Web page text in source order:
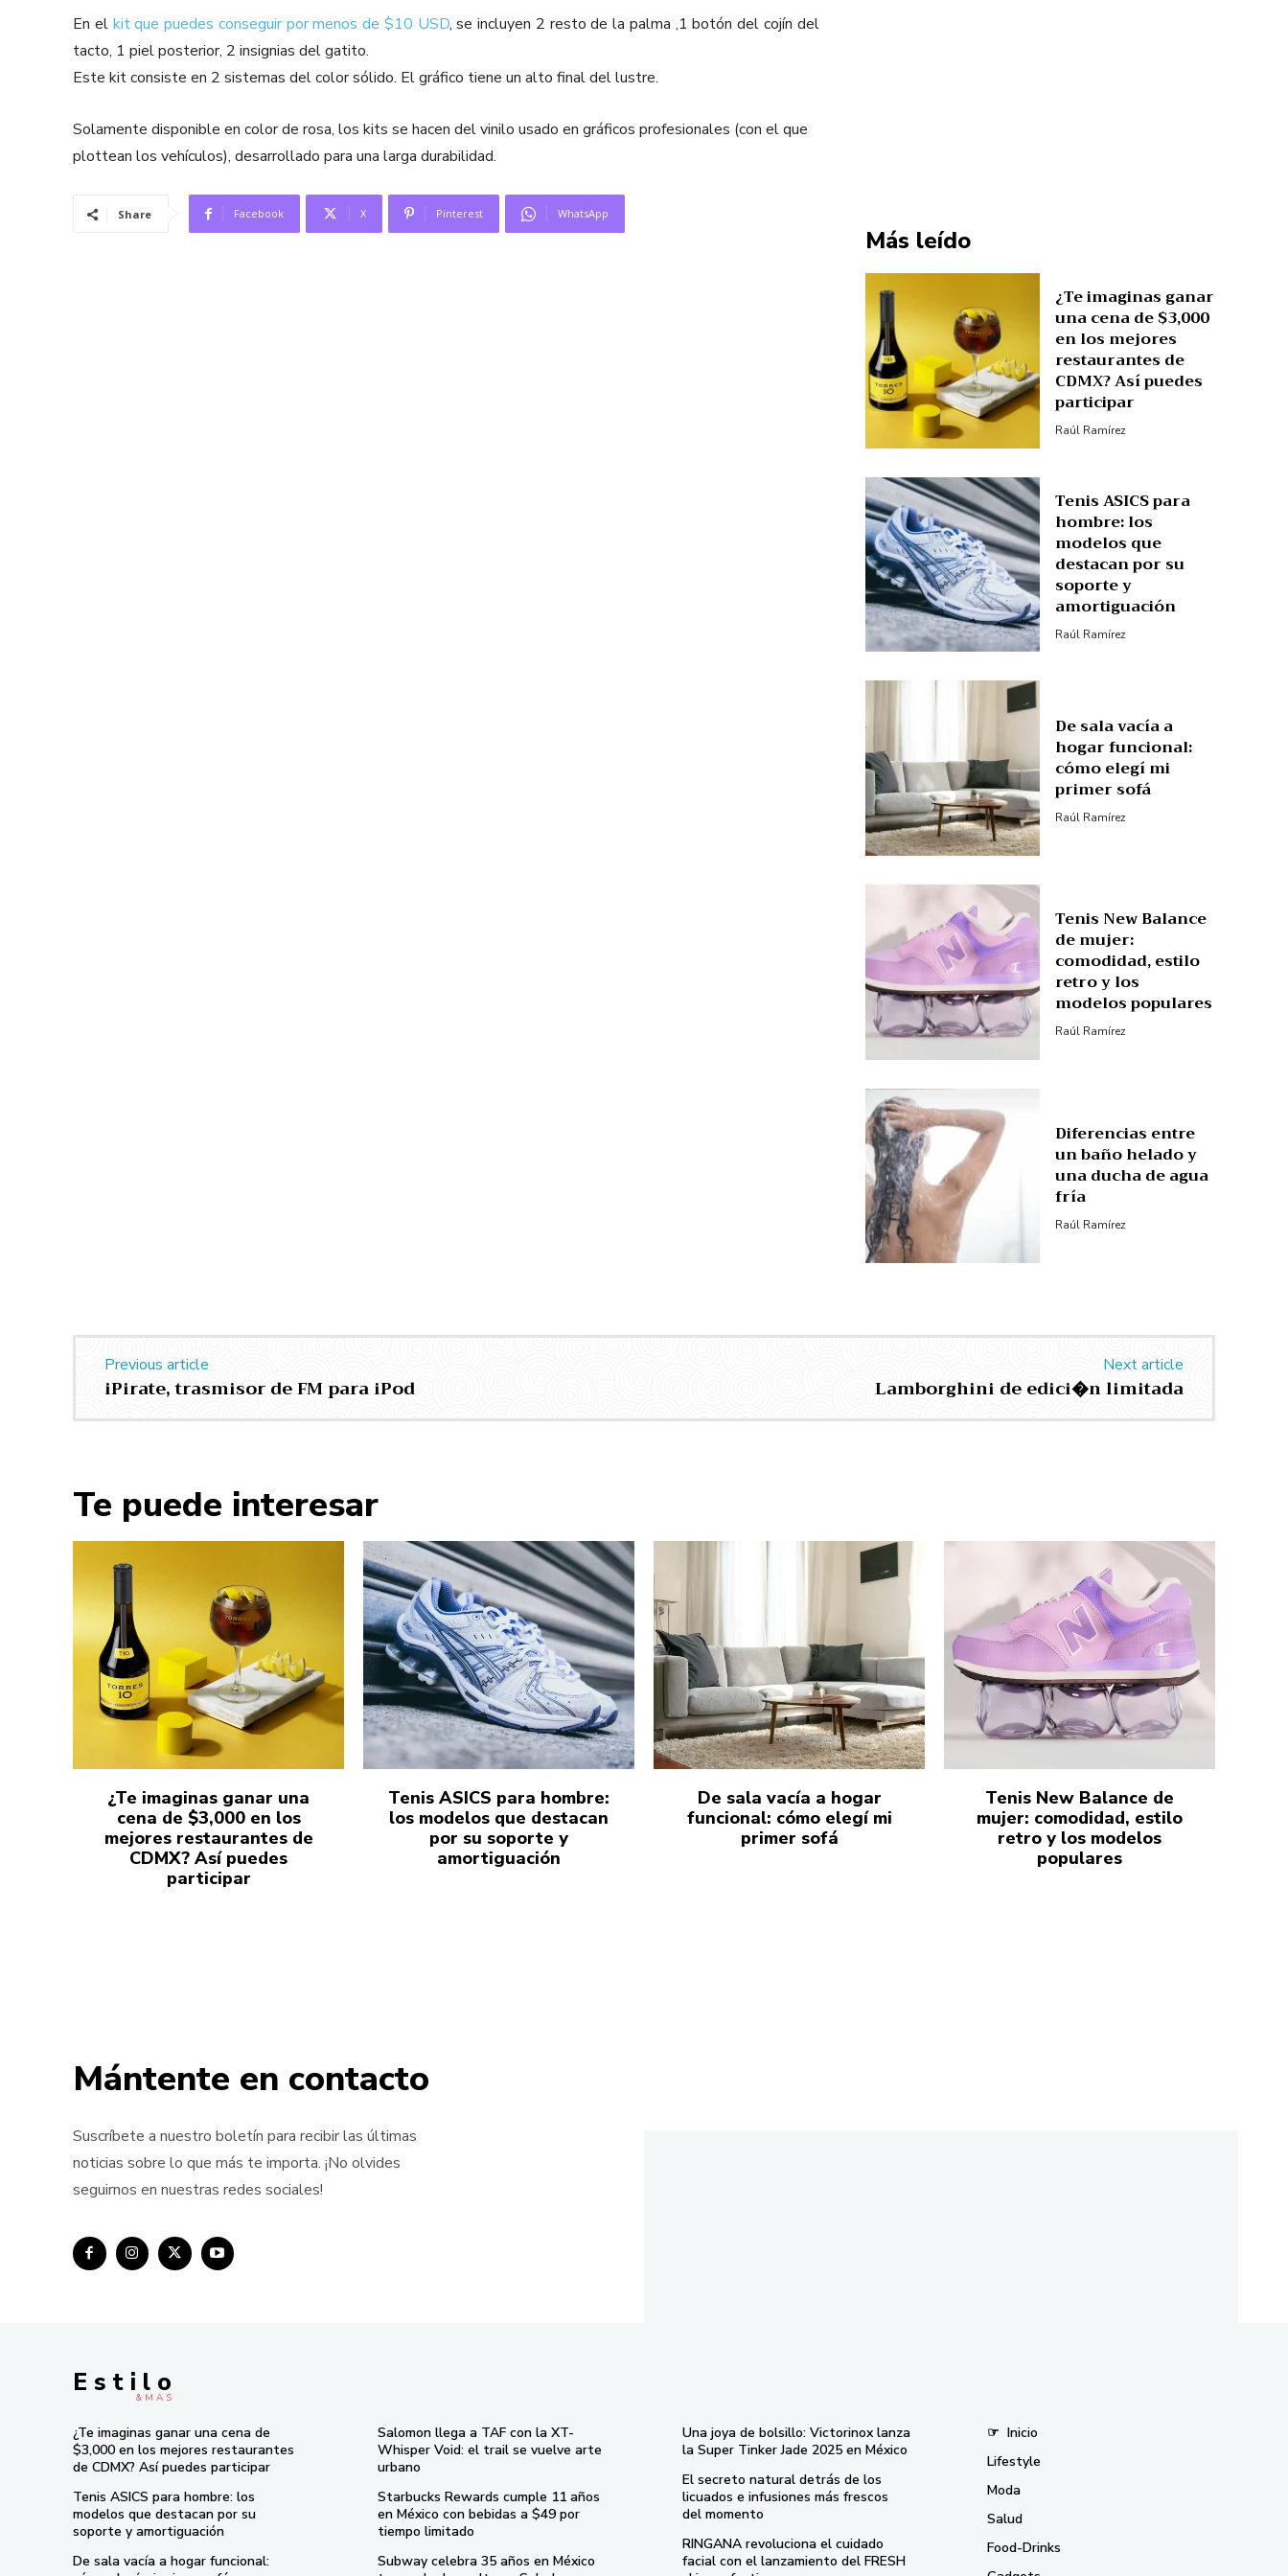
En el kit que puedes conseguir por menos de $10 USD, se incluyen 2 resto de la palma ,1 botón del cojín del
tacto, 1 piel posterior, 2 insignias del gatito.
Este kit consiste en 2 sistemas del color sólido. El gráfico tiene un alto final del lustre.
Solamente disponible en color de rosa, los kits se hacen del vinilo usado en gráficos profesionales (con el que
plottean los vehículos), desarrollado para una larga durabilidad.
Share Facebook X Pinterest WhatsApp
Más leído
¿Te imaginas ganar
una cena de $3,000
en los mejores
restaurantes de
CDMX? Así puedes
participar
Raúl Ramírez
Tenis ASICS para
hombre: los
modelos que
destacan por su
soporte y
amortiguación
Raúl Ramírez
De sala vacía a
hogar funcional:
cómo elegí mi
primer sofá
Raúl Ramírez
Tenis New Balance
de mujer:
comodidad, estilo
retro y los
modelos populares
Raúl Ramírez
Diferencias entre
un baño helado y
una ducha de agua
fría
Raúl Ramírez
Previous article
iPirate, trasmisor de FM para iPod
Next article
Lamborghini de edici�n limitada
Te puede interesar
¿Te imaginas ganar una
cena de $3,000 en los
mejores restaurantes de
CDMX? Así puedes
participar
Tenis ASICS para hombre:
los modelos que destacan
por su soporte y
amortiguación
De sala vacía a hogar
funcional: cómo elegí mi
primer sofá
Tenis New Balance de
mujer: comodidad, estilo
retro y los modelos
populares
Mántente en contacto
Suscríbete a nuestro boletín para recibir las últimas
noticias sobre lo que más te importa. ¡No olvides
seguirnos en nuestras redes sociales!
E s t i l o
& M À S
¿Te imaginas ganar una cena de
$3,000 en los mejores restaurantes
de CDMX? Así puedes participar
Tenis ASICS para hombre: los
modelos que destacan por su
soporte y amortiguación
De sala vacía a hogar funcional:
Salomon llega a TAF con la XT-
Whisper Void: el trail se vuelve arte
urbano
Starbucks Rewards cumple 11 años
en México con bebidas a $49 por
tiempo limitado
Subway celebra 35 años en México
Una joya de bolsillo: Victorinox lanza
la Super Tinker Jade 2025 en México
El secreto natural detrás de los
licuados e infusiones más frescos
del momento
RINGANA revoluciona el cuidado
facial con el lanzamiento del FRESH
☞ Inicio
Lifestyle
Moda
Salud
Food-Drinks